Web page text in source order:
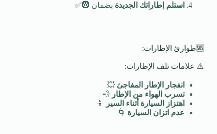
استلم إطاراتك الجديدة بضمان 🛞✅
🆘طوارئ الإطارات:
⚠️ علامات تلف الإطارات:
انفجار الإطار المفاجئ 💥
تسرب الهواء من الإطار 💨
اهتزاز السيارة أثناء السير 📳
عدم اتزان السيارة 🌀